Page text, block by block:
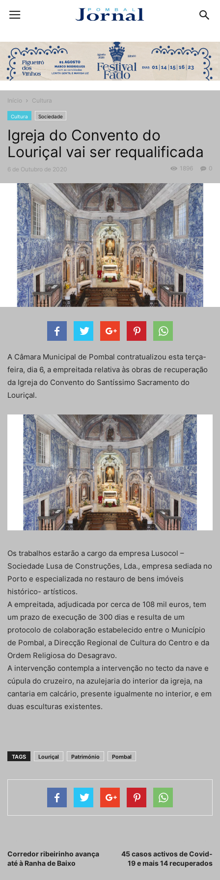
Início Cultura
Cultura Sociedade
Igreja do Convento do
Louriçal vai ser requalificada
6 de Outubro de 2020 0
1896
A Câmara Municipal de Pombal contratualizou esta terça-
feira, dia 6, a empreitada relativa às obras de recuperação
da Igreja do Convento do Santíssimo Sacramento do
Louriçal.
Os trabalhos estarão a cargo da empresa Lusocol –
Sociedade Lusa de Construções, Lda., empresa sediada no
Porto e especializada no restauro de bens imóveis
histórico- artísticos.
A empreitada, adjudicada por cerca de 108 mil euros, tem
um prazo de execução de 300 dias e resulta de um
protocolo de colaboração estabelecido entre o Município
de Pombal, a Direcção Regional de Cultura do Centro e da
Ordem Religiosa do Desagravo.
A intervenção contempla a intervenção no tecto da nave e
cúpula do cruzeiro, na azulejaria do interior da igreja, na
cantaria em calcário, presente igualmente no interior, e em
duas esculturas existentes.
TAGS Louriçal Património Pombal
Corredor ribeirinho avança
até à Ranha de Baixo
45 casos activos de Covid-
19 e mais 14 recuperados